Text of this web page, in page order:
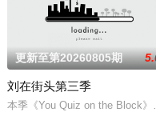
约会节目《我是SOLO》3名
料理界闯出名号，成为备受
更新至第20260805期
刘在街头第三季
本季《You Quiz on the Block》